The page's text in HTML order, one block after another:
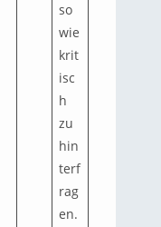
so
wie
krit
isc
h
zu
hin
terf
rag
en.